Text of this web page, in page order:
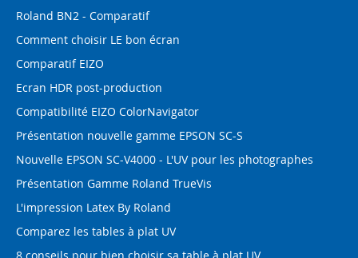
Roland BN2 - Comparatif
Comment choisir LE bon écran
Comparatif EIZO
Ecran HDR post-production
Compatibilité EIZO ColorNavigator
Présentation nouvelle gamme EPSON SC-S
Nouvelle EPSON SC-V4000 - L'UV pour les photographes
Présentation Gamme Roland TrueVis
L'impression Latex By Roland
Comparez les tables à plat UV